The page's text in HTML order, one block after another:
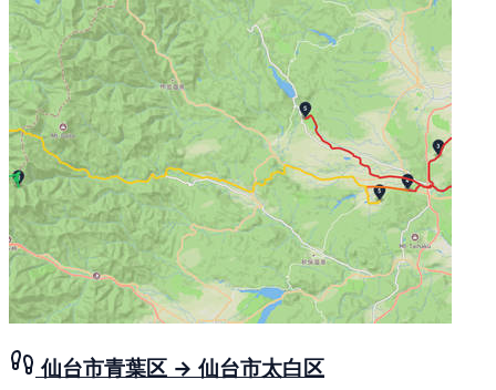
仙台市青葉区 → 仙台市太白区